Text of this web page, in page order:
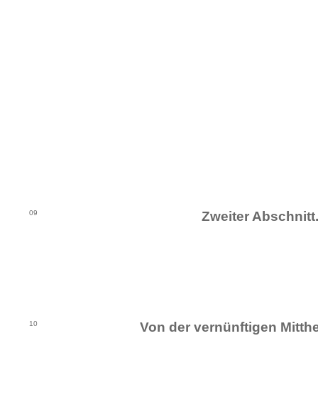
09 Zweiter Abschnitt.
10 Von der vernünftigen